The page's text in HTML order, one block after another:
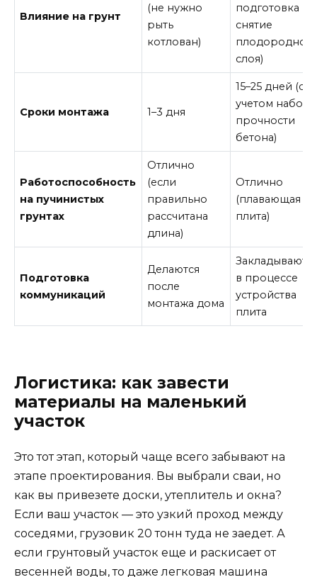
Влияние на грунт
(не нужно
рыть
котлован)
подготовка и
снятие
слоя)
Сроки монтажа 1–3 дня
15–25 дней (с
учетом набора
прочности
бетона)
Работоспособность
на пучинистых
грунтах
Отлично
(если
правильно
рассчитана
длина)
Отлично
(плавающая
плита)
Подготовка
коммуникаций
Делаются
после
монтажа дома
в процессе
устройства
плита
Логистика: как завести
материалы на маленький
участок
Это тот этап, который чаще всего забывают на
этапе проектирования. Вы выбрали сваи, но
как вы привезете доски, утеплитель и окна?
Если ваш участок — это узкий проход между
соседями, грузовик 20 тонн туда не заедет. А
если грунтовый участок еще и раскисает от
весенней воды, то даже легковая машина